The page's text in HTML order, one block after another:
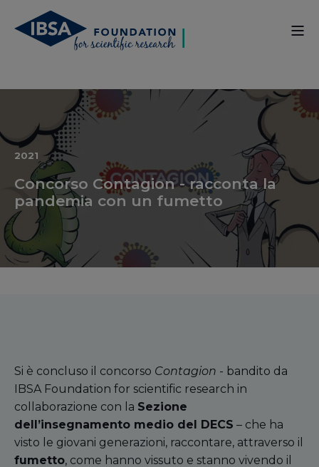
2021
Concorso Contagion - racconta la
pandemia con un fumetto
Si è concluso il concorso Contagion - bandito da
IBSA Foundation for scientific research in
collaborazione con la Sezione
dell’insegnamento medio del DECS – che ha
visto le giovani generazioni, raccontare, attraverso il
fumetto, come hanno vissuto e stanno vivendo il